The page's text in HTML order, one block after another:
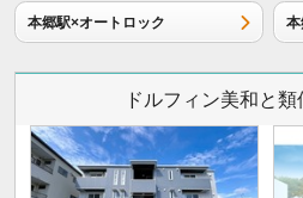
本郷駅×オートロック
ドルフィン美和と